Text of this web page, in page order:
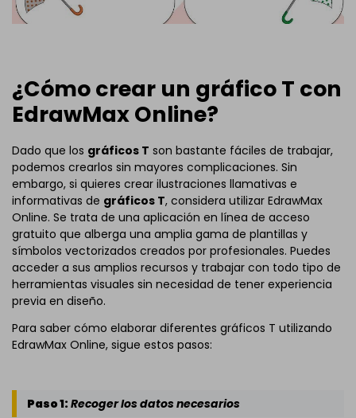
¿Cómo crear un gráfico T con
EdrawMax Online?
Dado que los gráficos T son bastante fáciles de trabajar,
podemos crearlos sin mayores complicaciones. Sin
embargo, si quieres crear ilustraciones llamativas e
informativas de gráficos T, considera utilizar EdrawMax
Online. Se trata de una aplicación en línea de acceso
gratuito que alberga una amplia gama de plantillas y
símbolos vectorizados creados por profesionales. Puedes
acceder a sus amplios recursos y trabajar con todo tipo de
herramientas visuales sin necesidad de tener experiencia
previa en diseño.
Para saber cómo elaborar diferentes gráficos T utilizando
EdrawMax Online, sigue estos pasos:
Paso 1: Recoger los datos necesarios